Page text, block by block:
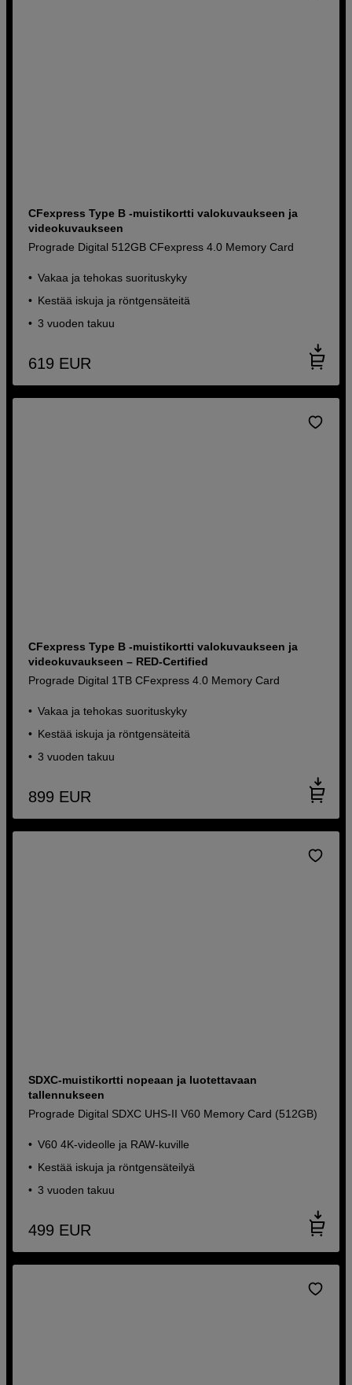
CFexpress Type B -muistikortti valokuvaukseen ja
videokuvaukseen
Prograde Digital 512GB CFexpress 4.0 Memory Card
Vakaa ja tehokas suorituskyky
Kestää iskuja ja röntgensäteitä
3 vuoden takuu
619 EUR
CFexpress Type B -muistikortti valokuvaukseen ja
videokuvaukseen – RED-Certified
Prograde Digital 1TB CFexpress 4.0 Memory Card
Vakaa ja tehokas suorituskyky
Kestää iskuja ja röntgensäteitä
3 vuoden takuu
899 EUR
SDXC-muistikortti nopeaan ja luotettavaan
tallennukseen
Prograde Digital SDXC UHS-II V60 Memory Card (512GB)
V60 4K-videolle ja RAW-kuville
Kestää iskuja ja röntgensäteilyä
3 vuoden takuu
499 EUR